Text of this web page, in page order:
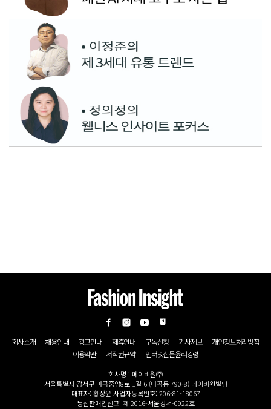
회사소개 채용안내 광고안내 제휴안내 구독신청 기사제보
개인정보처리방침
이용약관
저작권규약 인터넷신문윤리강령
회사명 : 메이비원㈜
서울특별시 강서구 마곡중앙8로 1길 6 (마곡동 790-8) 메이비원빌딩
대표자: 황상윤 사업자등록번호: 206-81-18067
통신판매업신고: 제 2016-서울강서-0922호